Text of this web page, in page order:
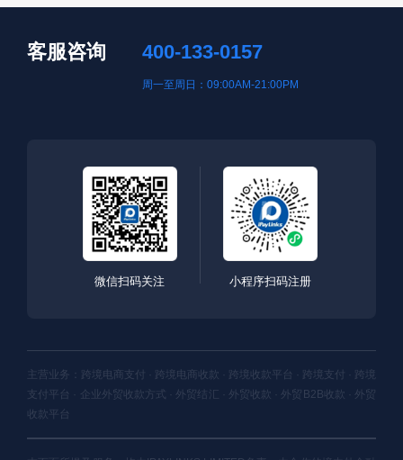
客服咨询 400-133-0157
周一至周日：09:00AM-21:00PM
微信扫码关注 小程序扫码注册
主营业务：跨境电商支付 · 跨境电商收款 · 跨境收款平台 · 跨境支付 · 跨境
支付平台 · 企业外贸收款方式 · 外贸结汇 · 外贸收款 · 外贸B2B收款 · 外贸
收款平台